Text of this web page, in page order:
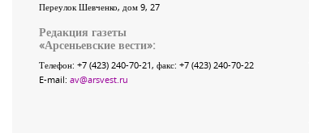
Переулок Шевченко, дом 9, 27
Редакция газеты
«Арсеньевские вести»:
Телефон: +7 (423) 240-70-21, факс: +7 (423) 240-70-22
E-mail: av@arsvest.ru